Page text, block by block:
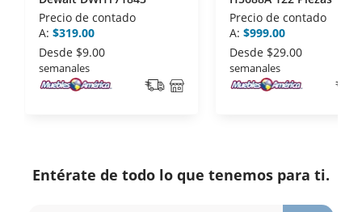
Precio de contado
A: $319.00
Desde $9.00
semanales
Precio de contado
A: $999.00
Desde $29.00
semanales
Entérate de todo lo que tenemos para ti.